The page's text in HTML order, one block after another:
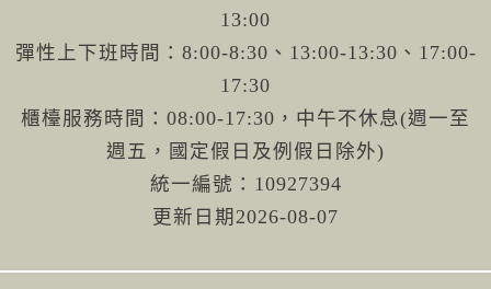
13:00
彈性上下班時間：8:00-8:30、13:00-13:30、17:00-
17:30
櫃檯服務時間：08:00-17:30，中午不休息(週一至
週五，國定假日及例假日除外)
統一編號：10927394
更新日期 2026-08-07